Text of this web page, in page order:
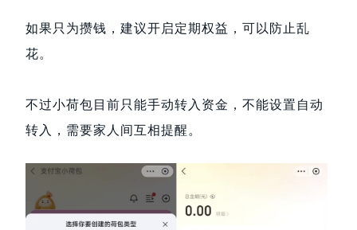
如果只为攒钱，建议开启定期权益，可以防止乱
花。
不过小荷包目前只能手动转入资金，不能设置自动
转入，需要家人间互相提醒。